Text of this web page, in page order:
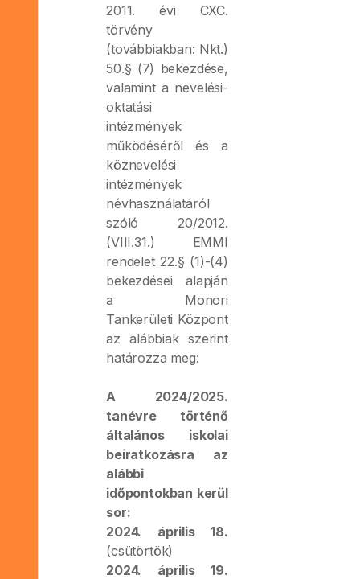
2011. évi CXC.
törvény
(továbbiakban: Nkt.)
50.§ (7) bekezdése,
valamint a nevelési-
oktatási
intézmények
működéséről és a
köznevelési
intézmények
névhasználatáról
szóló 20/2012.
(VIII.31.) EMMI
rendelet 22.§ (1)-(4)
bekezdései alapján
a Monori
Tankerületi Központ
az alábbiak szerint
határozza meg:
A 2024/2025.
tanévre történő
általános iskolai
beiratkozásra az
alábbi
időpontokban kerül
sor:
2024. április 18.
(csütörtök)
2024. április 19.